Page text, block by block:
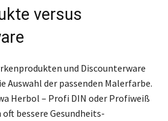
versus
und Discounterware
Auswahl der passenden Malerfarbe.
Herbol – Profi DIN oder Profiweiß
bessere Gesundheits­